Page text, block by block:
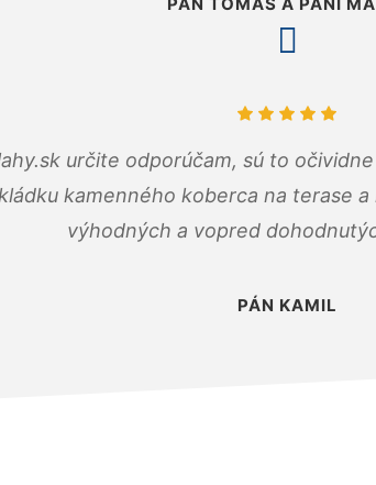
určite odporúčam, sú to
kamenného koberca na terase
výhodných a vopred
PÁN KAMIL